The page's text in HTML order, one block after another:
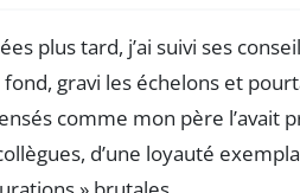
plus tard, j’ai suivi ses
fond, gravi les échelons et
comme mon père l’avait
d’une loyauté